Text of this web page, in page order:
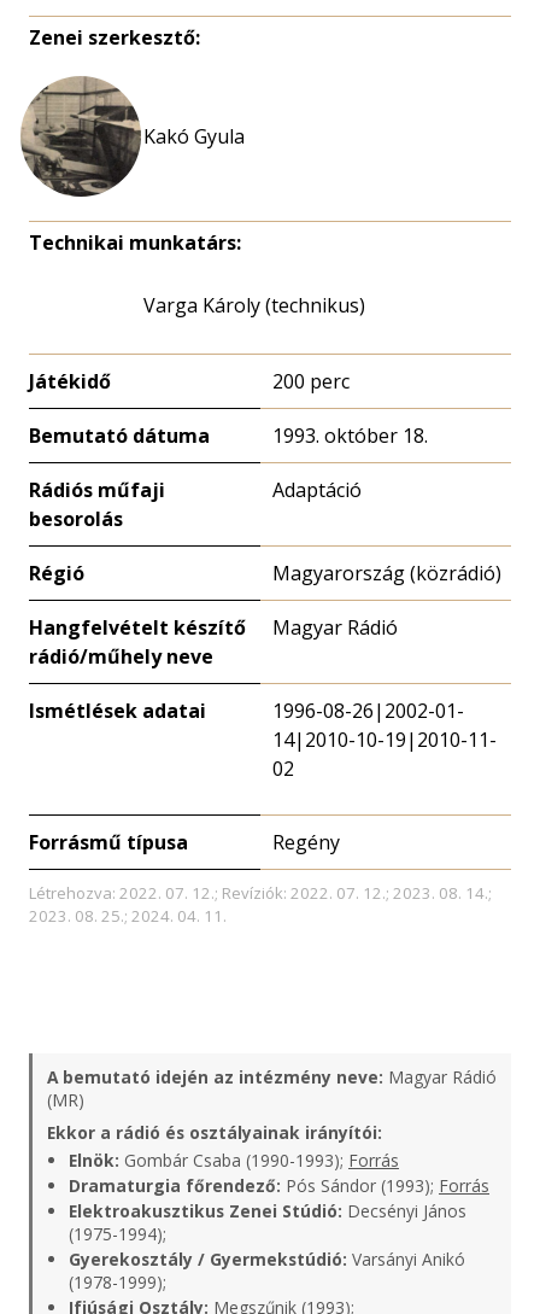
Zenei szerkesztő:
Kakó Gyula
Technikai munkatárs:
Varga Károly (technikus)
Játékidő 200 perc
Bemutató dátuma 1993. október 18.
Rádiós műfaji
besorolás
Adaptáció
Régió Magyarország (közrádió)
Hangfelvételt készítő
rádió/műhely neve
Magyar Rádió
Ismétlések adatai
1996-08-26|2002-01-
14|2010-10-19|2010-11-
02
Forrásmű típusa Regény
Létrehozva: 2022. 07. 12.; Revíziók: 2022. 07. 12.; 2023. 08. 14.;
2023. 08. 25.; 2024. 04. 11.
A bemutató idején az intézmény neve: Magyar Rádió
(MR)
Ekkor a rádió és osztályainak irányítói:
Elnök: Gombár Csaba (1990-1993); Forrás
Dramaturgia főrendező: Pós Sándor (1993); Forrás
Elektroakusztikus Zenei Stúdió: Decsényi János
(1975-1994);
Gyerekosztály / Gyermekstúdió: Varsányi Anikó
(1978-1999);
Ifjúsági Osztály: Megszűnik (1993);